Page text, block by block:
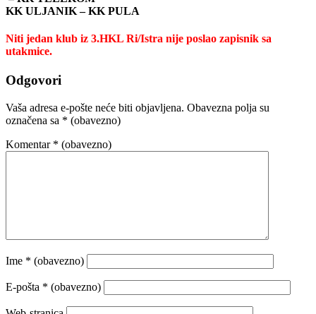
KK ULJANIK – KK PULA
Niti jedan klub iz 3.HKL Ri/Istra nije poslao zapisnik sa
utakmice.
Odgovori
Vaša adresa e-pošte neće biti objavljena. Obavezna polja su
označena sa * (obavezno)
Komentar * (obavezno)
Ime * (obavezno)
E-pošta * (obavezno)